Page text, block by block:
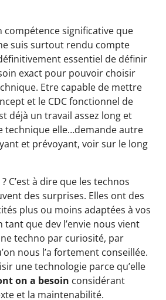
compétence significative que
suis surtout rendu compte
essentiel de définir
exact pour pouvoir choisir
Etre capable de mettre
et le CDC fonctionnel de
déjà un travail assez long et
technique elle…demande autre
et prévoyant, voir sur le long
C’est à dire que les technos
des surprises. Elles ont des
plus ou moins adaptées à vos
que dev l’envie nous vient
techno par curiosité, par
nous l’a fortement conseillée.
une technologie parce qu’elle
on a besoin considérant
et la maintenabilité.